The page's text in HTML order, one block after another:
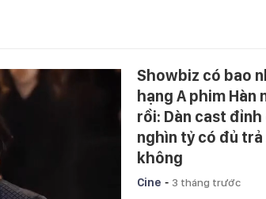
Showbiz có bao
hạng A phim Hàn
rồi: Dàn cast
nghìn tỷ có đủ
không
Cine - 3 tháng trước